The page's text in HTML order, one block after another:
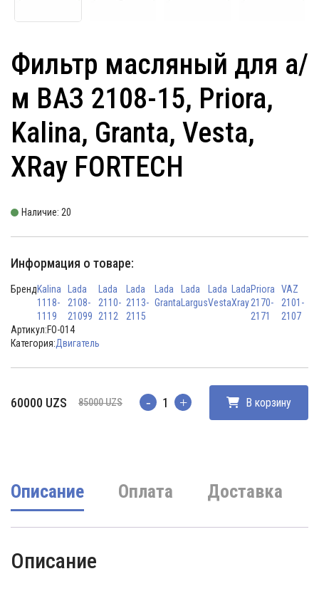
Фильтр масляный для а/
м ВАЗ 2108-15, Priora,
Kalina, Granta, Vesta,
XRay FORTECH
Наличие: 20
Информация о товаре:
БрендKalina
1118-
1119
Lada
2108-
21099
Lada
2110-
2112
Lada
2113-
2115
Lada
Granta
Lada
Largus
Lada
Vesta
Lada
Xray
Priora
2170-
2171
VAZ
2101-
2107
Артикул:FO-014
Категория:Двигатель
85000UZS
Первоначальная
60000 UZS
Текущая
Количество В корзину
Описание Оплата Доставка
Описание